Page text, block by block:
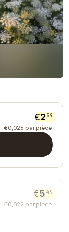
€2 59
€0,026 par pièce
€5 49
€0,022 par pièce